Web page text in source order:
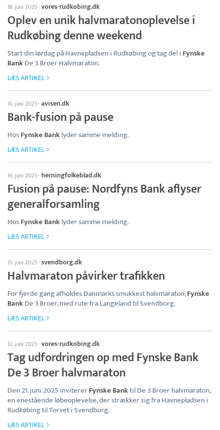
18. juni 2025·vores-rudkobing.dk
Oplev en unik halvmaratonoplevelse i
Rudkøbing denne weekend
Start din lørdag på Havnepladsen i Rudkøbing og tag del i Fynske
BankDe 3 Broer Halvmaraton.
LÆS ARTIKEL
16. juni 2025·avisen.dk
Bank-fusion på pause
HosFynske Banklyder samme melding.
LÆS ARTIKEL
16. juni 2025· herningfolkeblad.dk
Fusion på pause: Nordfyns Bank aflyser
generalforsamling
HosFynske Banklyder samme melding.
LÆS ARTIKEL
13. juni 2025·svendborg.dk
Halvmaraton påvirker trafikken
For fjerde gang afholdes Danmarks smukkest halvmaraton,Fynske
BankDe 3 Broer, med rute fra Langeland til Svendborg.
LÆS ARTIKEL
12. juni 2025·vores-rudkobing.dk
Tag udfordringen op med Fynske Bank
De 3 Broer halvmaraton
Den 21. juni 2025 invitererFynske Banktil De 3 Broer halvmaraton,
en enestående løbeoplevelse, der strækker sig fra Havnepladsen i
Rudkøbing til Torvet i Svendborg.
LÆS ARTIKEL